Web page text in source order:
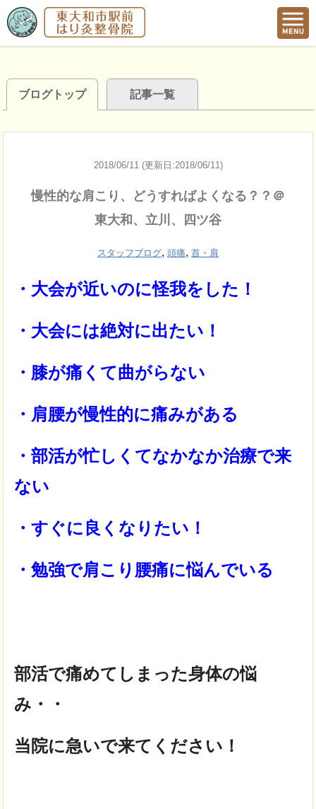
ブログトップ 記事一覧
2018/06/11 (更新日:2018/06/11)
慢性的な肩こり、どうすればよくなる？？＠
東大和、立川、四ツ谷
スタッフブログ, 頭痛, 首・肩
・大会が近いのに怪我をした！
・大会には絶対に出たい！
・膝が痛くて曲がらない
・肩腰が慢性的に痛みがある
・部活が忙しくてなかなか治療で来
ない
・すぐに良くなりたい！
・勉強で肩こり腰痛に悩んでいる
部活で痛めてしまった身体の悩
み・・
当院に急いで来てください！